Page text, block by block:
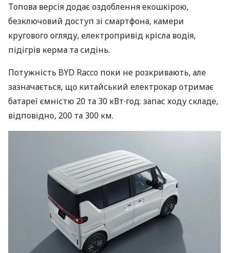
Топова версія додає оздоблення екошкірою,
безключовий доступ зі смартфона, камери
кругового огляду, електропривід крісла водія,
підігрів керма та сидінь.
Потужність BYD Racco поки не розкривають, але
зазначається, що китайський електрокар отримає
батареї ємністю 20 та 30 кВт∙год: запас ходу складе,
відповідно, 200 та 300 км.